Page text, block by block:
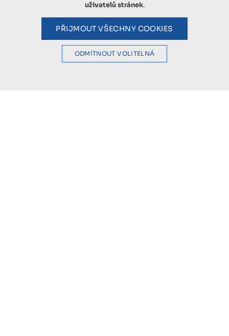
uživatelů stránek.
PŘIJMOUT VŠECHNY COOKIES
ODMÍTNOUT VOLITELNÁ